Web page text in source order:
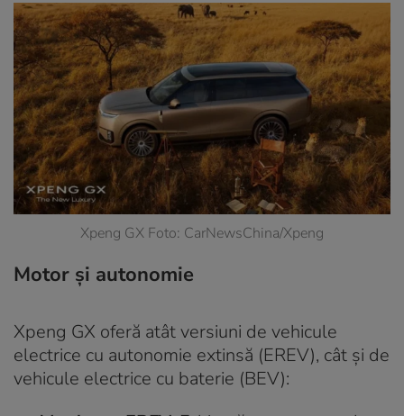
Xpeng GX Foto: CarNewsChina/Xpeng
Motor și autonomie
Xpeng GX oferă atât versiuni de vehicule
electrice cu autonomie extinsă (EREV), cât și de
vehicule electrice cu baterie (BEV):